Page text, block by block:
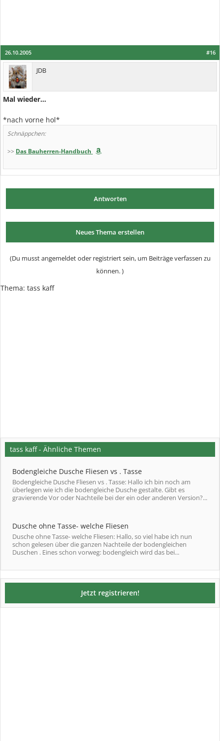
#16
26.10.2005
JDB
Mal wieder...
*nach vorne hol*
Schnäppchen:
>> Das Bauherren-Handbuch
Antworten
Neues Thema erstellen
(Du musst angemeldet oder registriert sein, um Beiträge verfassen zu
können. )
Thema: tass kaff
tass kaff - Ähnliche Themen
Bodengleiche Dusche Fliesen vs . Tasse
Bodengleiche Dusche Fliesen vs . Tasse: Hallo ich bin noch am
überlegen wie ich die bodengleiche Dusche gestalte. Gibt es
gravierende Vor oder Nachteile bei der ein oder anderen Version?...
Dusche ohne Tasse- welche Fliesen
Dusche ohne Tasse- welche Fliesen: Hallo, so viel habe ich nun
schon gelesen über die ganzen Nachteile der bodengleichen
Duschen . Eines schon vorweg: bodengleich wird das bei...
Jetzt registrieren!